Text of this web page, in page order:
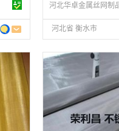
河北省 衡水市
面议
会员注册：
第 9 年
经营模式：生产制造